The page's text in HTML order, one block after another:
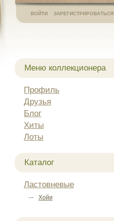
ВОЙТИ ЗАРЕГИСТРИРОВАТЬСЯ
Меню коллекционера
Профиль
Друзья
Блог
Хиты
Лоты
Каталог
Ластовневые
Хойи